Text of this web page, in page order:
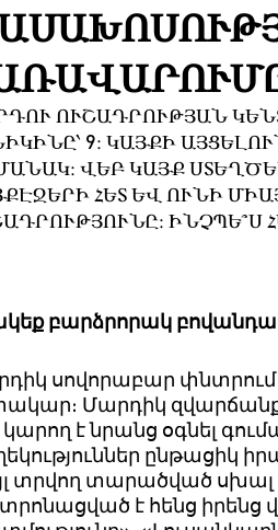
ՈՒՇԱԴՐՈՒԹՅԱՆ
9։ ԿԱՅՔԻ
ՎԵԲ ԿԱՅՔ
ՀԵՏ ԵՎ ՈՒՆԻ
ԻՆՉՊԵ՞Ս
բարձրորակ
սովորաբար փնտրում
Մարդիկ
կարող էնրանց օգնել
ընթացիկ
տրվող տարածված սխալ
է հենց իրենց